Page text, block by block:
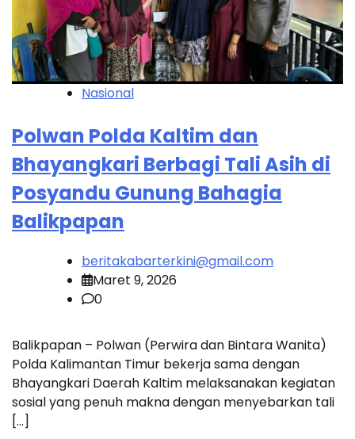
Nasional
Polwan Polda Kaltim dan
Bhayangkari Berbagi Tali Asih di
Posyandu Gunung Bahagia
Balikpapan
beritakabarterkini@gmail.com
Maret 9, 2026
0
Balikpapan – Polwan (Perwira dan Bintara Wanita)
Polda Kalimantan Timur bekerja sama dengan
Bhayangkari Daerah Kaltim melaksanakan kegiatan
sosial yang penuh makna dengan menyebarkan tali
[…]